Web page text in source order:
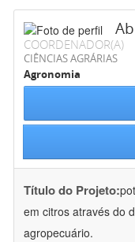
COORDENADOR(A)
CIÊNCIAS AGRÁRIAS
Agronomia
Título do Projeto:
em citros através do
agropecuário.